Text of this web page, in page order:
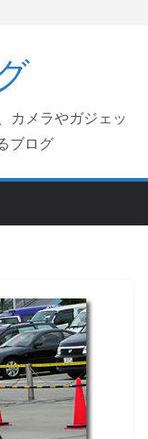
カメラやガジェッ
ブログ